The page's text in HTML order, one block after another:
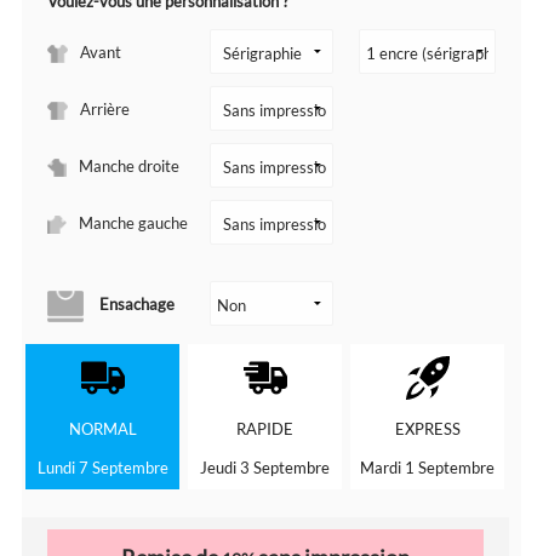
Avant
Arrière
Manche droite
Manche gauche
Ensachage
NORMAL
Lundi 7 Septembre
RAPIDE
Jeudi 3 Septembre
EXPRESS
Mardi 1 Septembre